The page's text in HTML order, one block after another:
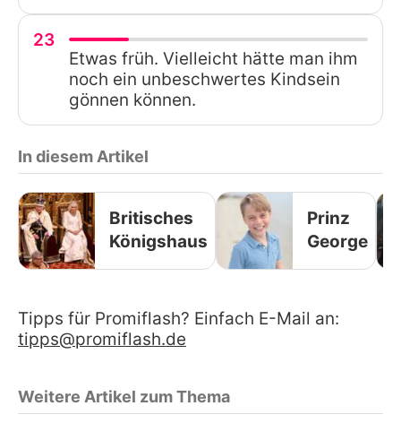
23
Etwas früh. Vielleicht hätte man ihm
noch ein unbeschwertes Kindsein
gönnen können.
In diesem Artikel
Britisches
Königshaus
Prinz
George
Tipps für Promiflash? Einfach E-Mail an:
tipps@promiflash.de
Weitere Artikel zum Thema